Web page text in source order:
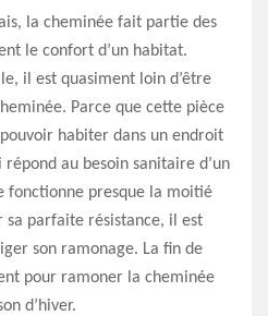
la cheminée fait partie des
le confort d’un habitat.
il est quasiment loin d’être
Parce que cette pièce
habiter dans un endroit
au besoin sanitaire d’un
fonctionne presque la moitié
sa parfaite résistance, il est
son ramonage. La fin de
pour ramoner la cheminée
d’hiver.